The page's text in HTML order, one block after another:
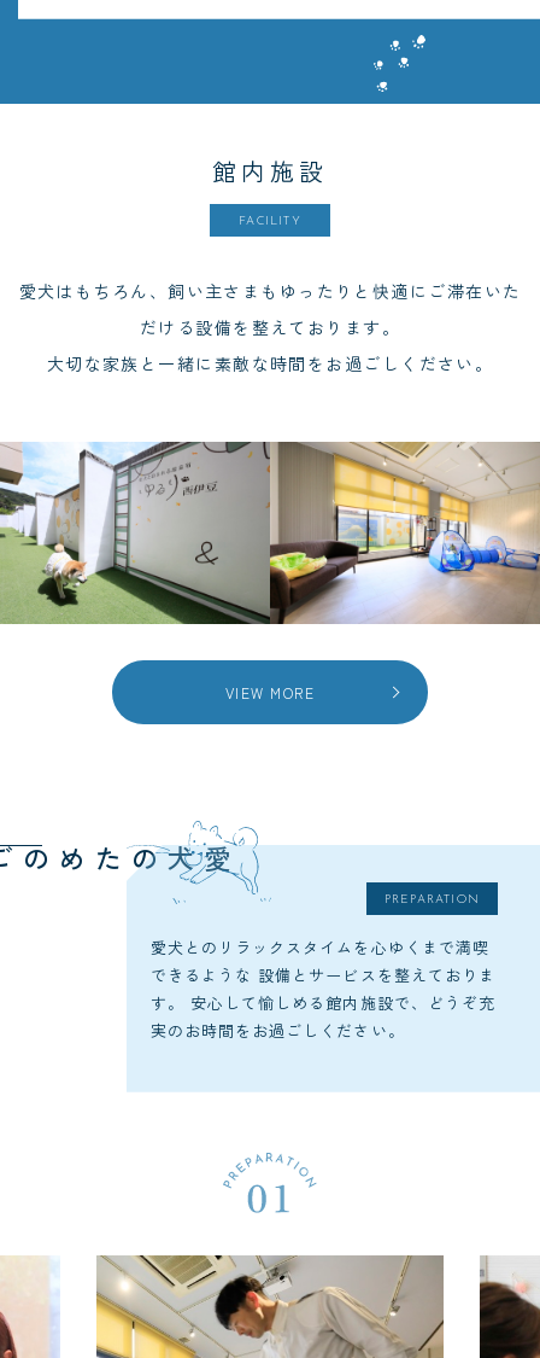
館内施設
FACILITY
愛犬はもちろん、飼い主さまもゆったりと快適にご滞在いた
だける設備を整えております。
大切な家族と一緒に素敵な時間をお過ごしください。
VIEW MORE
愛犬のための
PREPARATION
愛犬とのリラックスタイムを心ゆくまで満喫
できるような 設備とサービスを整えておりま
す。
安心して愉しめる館内施設で、どうぞ充
実のお時間をお過ごしください。